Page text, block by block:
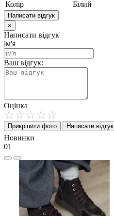
Колір Білий
Написати відгук
×
Написати відгук
ім'я
Ваш відгук:
Оцінка
Прикріпити фото Написати відгук
Новинки
01